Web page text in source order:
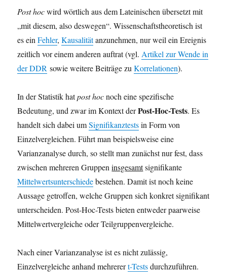
Post hocwird wörtlich aus dem Lateinischen übersetzt mit
„mit diesem, also deswegen“. Wissenschaftstheoretisch ist
es einFehler,Kausalitätanzunehmen, nur weil ein Ereignis
zeitlich vor einem anderen auftrat (vgl. Artikel zur Wende in
der DDR sowie weitere Beiträge zuKorrelationen).
In der Statistik hatpost hocnoch eine spezifische
Bedeutung, und zwar im Kontext derPost-Hoc-Tests. Es
handelt sich dabei umSignifikanztestsin Form von
Einzelvergleichen. Führt man beispielsweise eine
Varianzanalyse durch, so stellt man zunächst nur fest, dass
zwischen mehreren Gruppeninsgesamtsignifikante
Mittelwertsunterschiedebestehen. Damit ist noch keine
Aussage getroffen, welche Gruppen sich konkret signifikant
unterscheiden. Post-Hoc-Tests bieten entweder paarweise
Mittelwertvergleiche oder Teilgruppenvergleiche.
Nach einer Varianzanalyse ist es nicht zulässig,
Einzelvergleiche anhand mehrerert-Testsdurchzuführen.